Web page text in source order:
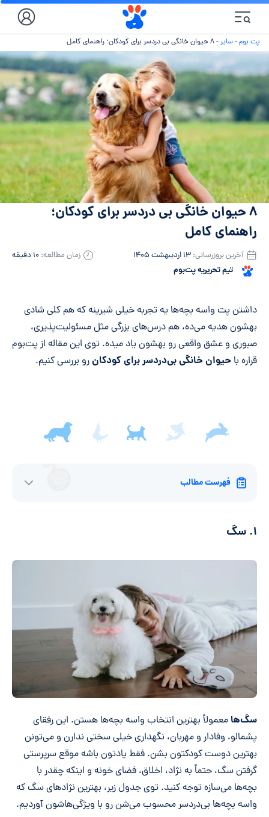
پت بوم-سایر-۸ حیوان خانگی بی دردسر برای کودکان؛ راهنمای کامل
۸ حیوان خانگی بی دردسر برای کودکان؛
راهنمای کامل
تیم تحریریه پت‌بوم
آخرین بروزرسانی: ۱۳ اردیبهشت ۱۴۰۵ زمان مطالعه: ۱۰ دقیقه
خلاصه مقاله
داشتن پت واسه بچه‌ها یه تجربه خیلی شیرینه که هم کلی شادی
بهشون هدیه می‌ده، هم درس‌های بزرگی مثل مسئولیت‌پذیری،
صبوری و عشق واقعی رو بهشون یاد میده. توی این مقاله از پت‌بوم
قراره با حیوان خانگی بی‌دردسر برای کودکانرو بررسی کنیم.
فهرست مطالب
۱. سگ
سگ‌ها معمولاً بهترین انتخاب واسه بچه‌ها هستن. این رفقای
پشمالو، وفادار و مهربان، نگهداری خیلی سختی ندارن و می‌تونن
بهترین دوست کودکتون بشن. فقط یادتون باشه موقع سرپرستی
گرفتن سگ، حتماً به نژاد، اخلاق، فضای خونه و اینکه چقدر با
بچه‌ها می‌سازه توجه کنید. توی جدول زیر، بهترین نژادهای سگ که
واسه بچه‌ها بی‌دردسر محسوب می‌شن رو با ویژگی‌هاشون آوردیم.